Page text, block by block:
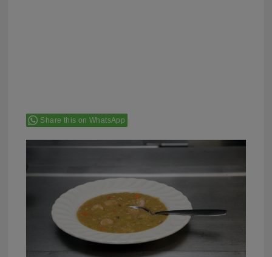
Share this on WhatsApp